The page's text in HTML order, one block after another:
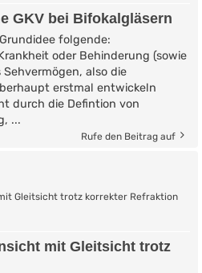
GKV bei Bifokalgläsern
folgende:
oder Behinderung (sowie
also die
erstmal entwickeln
durch die Defintion von
...
Rufe den Beitrag auf
Gleitsicht trotz korrekter Refraktion
mit Gleitsicht trotz